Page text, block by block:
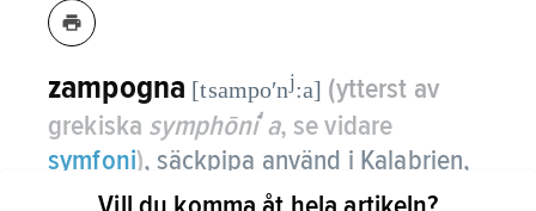
zampogna [tsampoʹnj:a] (ytterst av
grekiska symphōniʹa, se vidare
symfoni), säckpipa använd i Kalabrien,
på Sicilien och på Malta; i den